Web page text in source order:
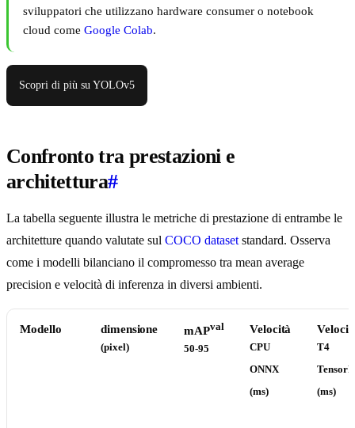
sviluppatori che utilizzano hardware consumer o notebook
cloud come Google Colab.
Scopri di più su YOLOv5
Confronto tra prestazioni e
architettura#
La tabella seguente illustra le metriche di prestazione di entrambe le
architetture quando valutate sul COCO dataset standard. Osserva
come i modelli bilanciano il compromesso tra mean average
precision e velocità di inferenza in diversi ambienti.
Modello dimensione
(pixel)
mAPval
50-95
Velocità
CPU
ONNX
(ms)
T4
(ms)